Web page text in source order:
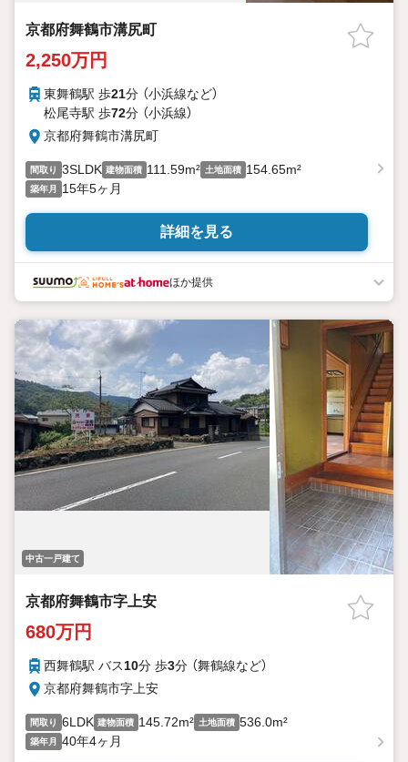
京都府舞鶴市溝尻町
2,250万円
東舞鶴駅 歩21分 （小浜線など）
松尾寺駅 歩72分 （小浜線）
京都府舞鶴市溝尻町
間取り 3SLDK 建物面積 111.59m² 土地面積 154.65m²
築年月 15年5ヶ月
詳細を見る
ほか提供
中古一戸建て
京都府舞鶴市字上安
680万円
西舞鶴駅 バス10分 歩3分 （舞鶴線など）
京都府舞鶴市字上安
間取り 6LDK 建物面積 145.72m² 土地面積 536.0m²
築年月 40年4ヶ月